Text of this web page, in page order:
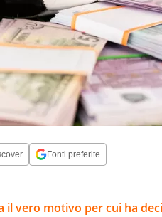
Fonti preferite
il vero motivo per cui ha